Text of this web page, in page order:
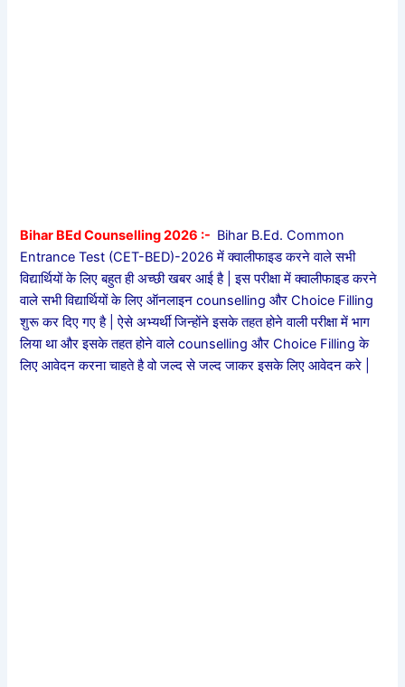
Bihar BEd Counselling 2026 :- Bihar B.Ed. Common
Entrance Test (CET-BED)-2026 में क्वालीफाइड करने वाले सभी
विद्यार्थियों के लिए बहुत ही अच्छी खबर आई है | इस परीक्षा में क्वालीफाइड करने
वाले सभी विद्यार्थियों के लिए ऑनलाइन counselling और Choice Filling
शुरू कर दिए गए है | ऐसे अभ्यर्थी जिन्होंने इसके तहत होने वाली परीक्षा में भाग
लिया था और इसके तहत होने वाले counselling और Choice Filling के
लिए आवेदन करना चाहते है वो जल्द से जल्द जाकर इसके लिए आवेदन करे |